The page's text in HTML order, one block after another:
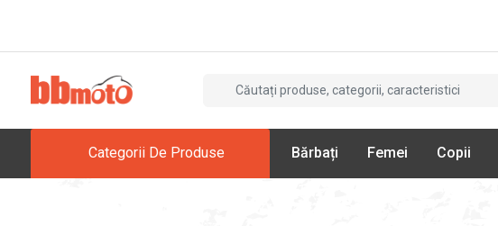
Categorii De Produse Bărbați Femei Copii